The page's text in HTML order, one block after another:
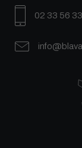
02 33 56